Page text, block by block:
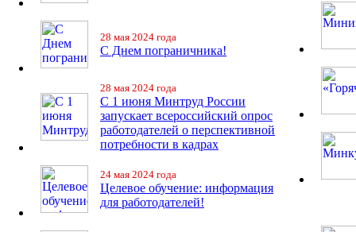
28 мая 2024 года
С Днем пограничника!
28 мая 2024 года
С 1 июня Минтруд России
запускает всероссийский опрос
работодателей о перспективной
потребности в кадрах
24 мая 2024 года
Целевое обучение: информация
для работодателей!